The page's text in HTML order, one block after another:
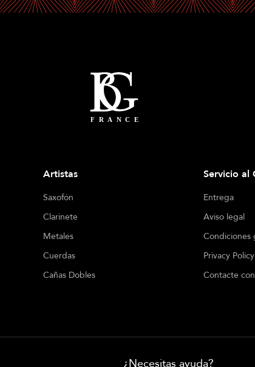
Artistas
Saxofón
Clarinete
Metales
Cuerdas
Cañas Dobles
Servicio al
Entrega
Aviso legal
Condiciones
Privacy Policy
Contacte
¿Necesitas ayuda?